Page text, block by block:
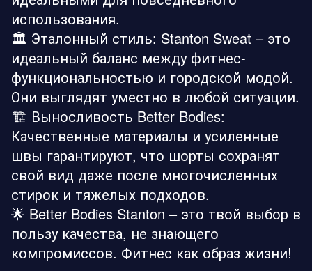
использования.
🏛️ Эталонный стиль: Stanton Sweat – это
идеальный баланс между фитнес-
функциональностью и городской модой.
Они выглядят уместно в любой ситуации.
🏗️ Выносливость Better Bodies:
Качественные материалы и усиленные
швы гарантируют, что шорты сохранят
свой вид даже после многочисленных
стирок и тяжелых подходов.
🌟 Better Bodies Stanton – это твой выбор в
пользу качества, не знающего
компромиссов. Фитнес как образ жизни!